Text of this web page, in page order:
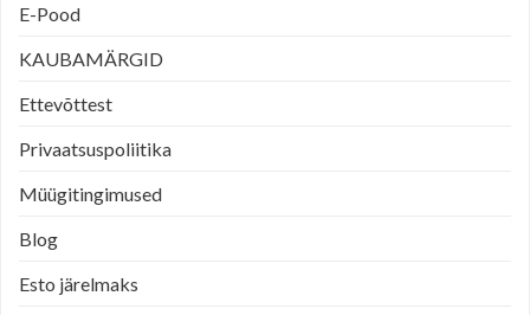
E-Pood
KAUBAMÄRGID
Ettevõttest
Privaatsuspoliitika
Müügitingimused
Blog
Esto järelmaks